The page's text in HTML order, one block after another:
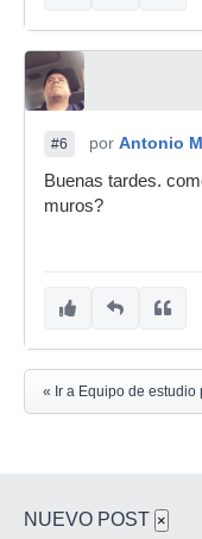
#6 por Antonio
Buenas tardes.
muros?
« Ir a Equipo de estudio
NUEVO POST ×